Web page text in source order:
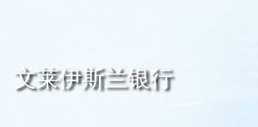
文莱伊斯兰银行